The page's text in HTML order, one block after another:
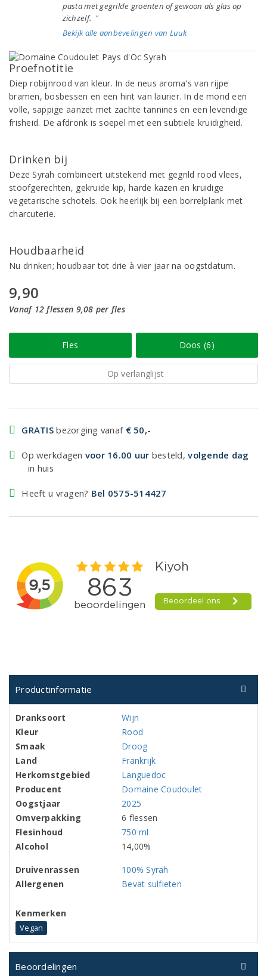
pasta met gegrilde groenten of gewoon als glas op
zichzelf. "
Bekijk alle aanbevelingen van Luuk
Proefnotitie
Diep robijnrood van kleur. In de neus aroma's van rijpe
bramen, bosbessen en een hint van laurier. In de mond een
volle, sappige aanzet met zachte tannines en een levendige
frisheid. De afdronk is soepel met een subtiele kruidigheid.
Drinken bij
Deze Syrah combineert uitstekend met gegrild rood vlees,
stoofgerechten, gekruide kip, harde kazen en kruidige
vegetarische schotels. Ook heerlijk bij een borrelplank met
charcuterie.
Houdbaarheid
Nu drinken; houdbaar tot drie à vier jaar na oogstdatum.
9,90
Vanaf 12 flessen 9,08 per fles
Fles Doos (6)
Op verlanglijst
GRATIS bezorging vanaf € 50,-
Op werkdagen voor 16.00 uur besteld,volgende dag
in huis
Heeft u vragen? Bel 0575-514427
Productinformatie
Dranksoort
Wijn
Kleur
Rood
Smaak
Droog
Land
Frankrijk
Herkomstgebied
Languedoc
Producent
Domaine Coudoulet
Oogstjaar
2025
Omverpakking
6 flessen
Flesinhoud
750 ml
Alcohol
14,00%
Druivenrassen
100% Syrah
Allergenen
Bevat sulfieten
Kenmerken
Vegan
Beoordelingen